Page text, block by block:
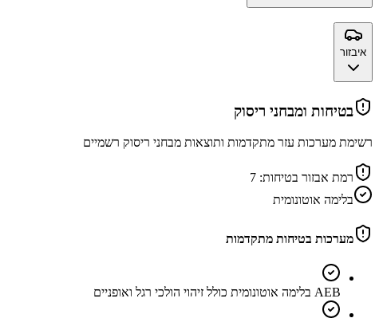
איבזור
בטיחות ומבחני ריסוק
רשימת מערכות עזר מתקדמות ותוצאות מבחני ריסוק רשמיים
רמת אבזור בטיחות: 7
בלימה אוטונומית
מערכות בטיחות מתקדמות
AEB בלימה אוטונומית כולל זיהוי הולכי רגל ואופניים